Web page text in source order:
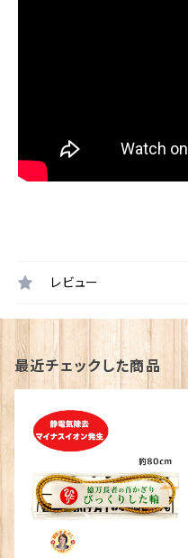
レビュー
最近チェックした商品